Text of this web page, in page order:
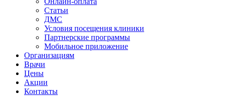
Статьи
ДМС
Условия посещения клиники
Партнерские программы
Мобильное приложение
Организациям
Врачи
Цены
Акции
Контакты